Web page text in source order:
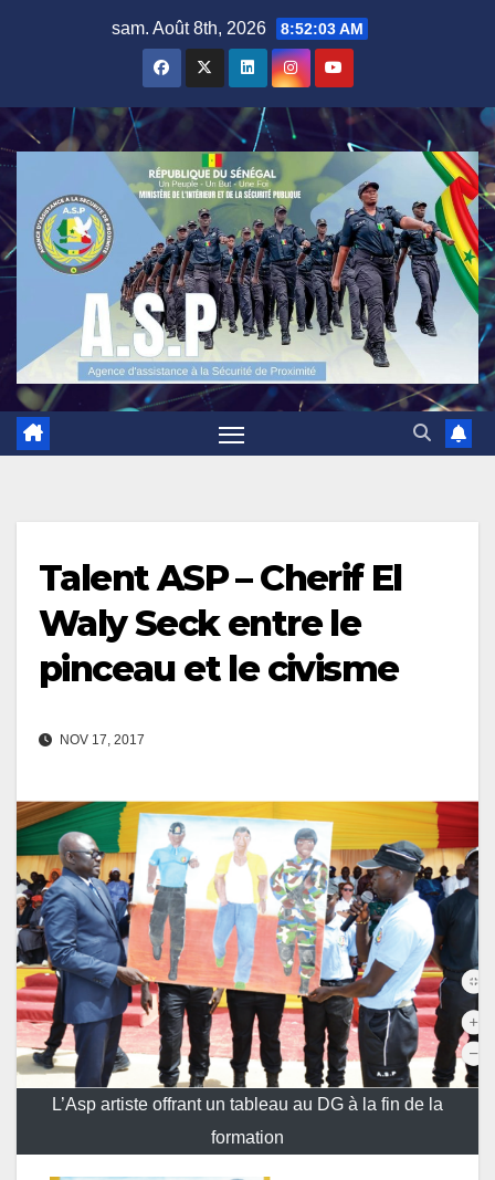
sam. Août 8th, 2026 8:52:04 AM
Talent ASP – Cherif El
Waly Seck entre le
pinceau et le civisme
NOV 17, 2017
L’Asp artiste offrant un tableau au DG à la fin de la
formation